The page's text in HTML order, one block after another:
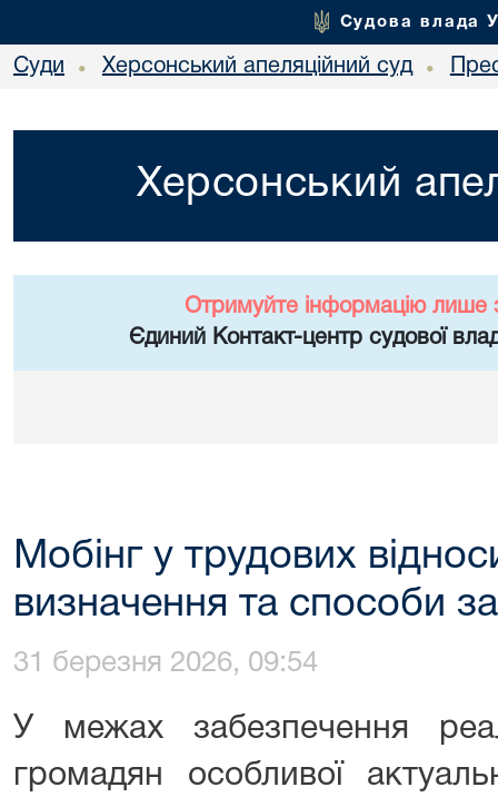
Судова влада
Суди • Херсонський апеляційний суд •
Херсонський
Отримуйте інформацію лише
Єдиний Контакт-центр судової
Мобінг у трудових
визначення та способи
31 березня 2026, 09:54
У межах забезпечення
громадян особливої